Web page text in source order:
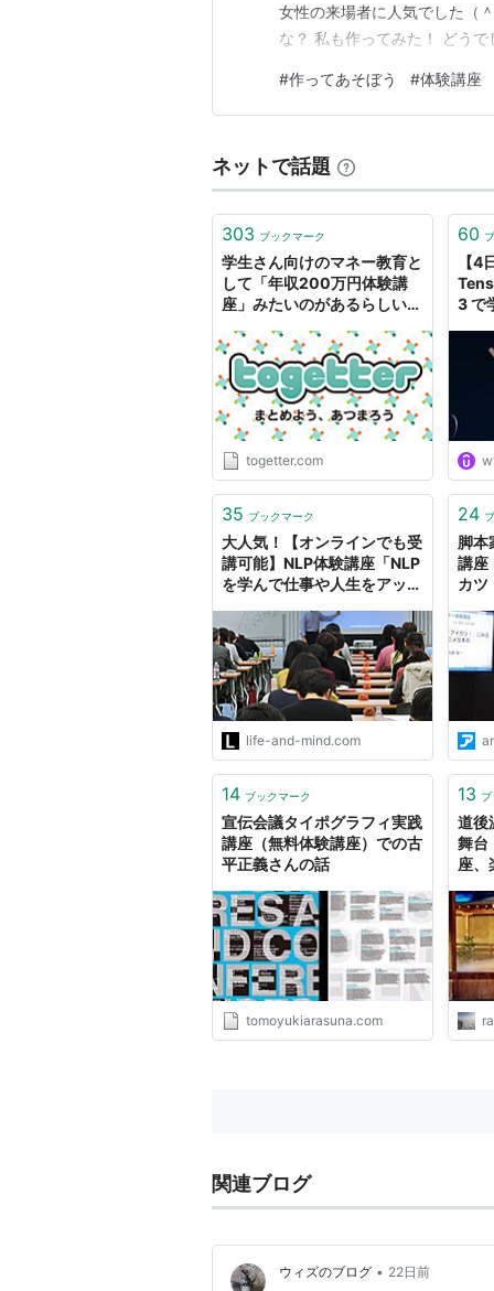
女性の来場者に人気でした（
な？ 私も作ってみた！ どう
ブーメラン飛ばしに 凧あげ、
ィズ運営委員さんも ボランテ
#作ってあそぼう #体験講座
ネットで話題
303 ブックマーク
学生さん向けのマネー教育と
して「年収200万円体験講
座」みたいのがあるらしい。
「いや結婚とかねえわ」など
のゲームの感想が！ -
Togetter
togetter.com
60
【4
3 で
35 ブックマーク
大人気！【オンラインでも受
講可能】NLP体験講座「NLP
を学んで仕事や人生をアップ
life-and-mind.com
24
脚本
講座
カツ
メ！
14 ブックマーク
宣伝会議タイポグラフィ実践
講座（無料体験講座）での古
平正義さんの話
tomoyukiarasuna.com
13
道後
舞台
座、
記・
関連ブログ
ウィズのブログ • 22日前